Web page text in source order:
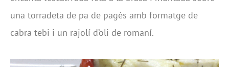
una torradeta de pa de pagès amb formatge de
cabra tebi i un rajolí d’oli de romaní.